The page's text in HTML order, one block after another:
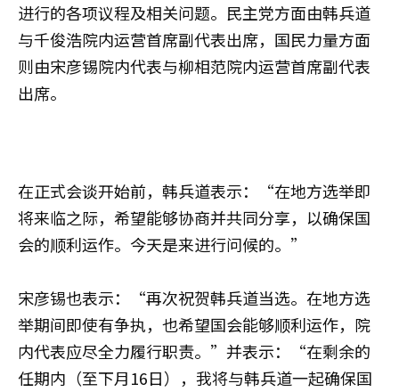
进行的各项议程及相关问题。民主党方面由韩兵道
与千俊浩院内运营首席副代表出席，国民力量方面
则由宋彦锡院内代表与柳相范院内运营首席副代表
出席。
在正式会谈开始前，韩兵道表示：“在地方选举即
将来临之际，希望能够协商并共同分享，以确保国
会的顺利运作。今天是来进行问候的。”
宋彦锡也表示：“再次祝贺韩兵道当选。在地方选
举期间即使有争执，也希望国会能够顺利运作，院
内代表应尽全力履行职责。”并表示：“在剩余的
任期内（至下月16日），我将与韩兵道一起确保国